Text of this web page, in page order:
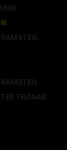
.
TRÄNAR